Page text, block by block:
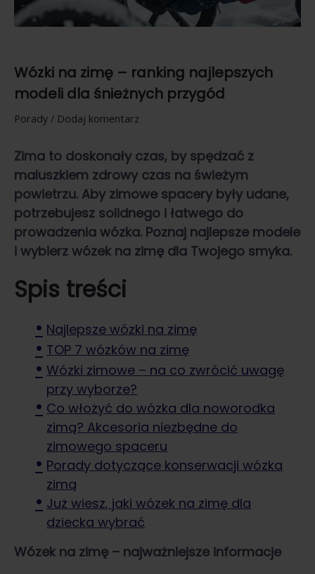
Wózki na zimę – ranking najlepszych
modeli dla śnieżnych przygód
Porady / Dodaj komentarz
Zima to doskonały czas, by spędzać z
maluszkiem zdrowy czas na świeżym
powietrzu. Aby zimowe spacery były udane,
potrzebujesz solidnego i łatwego do
prowadzenia wózka. Poznaj najlepsze modele
i wybierz wózek na zimę dla Twojego smyka.
Spis treści
Najlepsze wózki na zimę
TOP 7 wózków na zimę
Wózki zimowe – na co zwrócić uwagę
przy wyborze?
Co włożyć do wózka dla noworodka
zimą? Akcesoria niezbędne do
zimowego spaceru
Porady dotyczące konserwacji wózka
zimą
Już wiesz, jaki wózek na zimę dla
dziecka wybrać
Wózek na zimę – najważniejsze informacje